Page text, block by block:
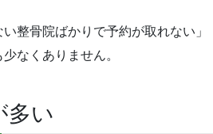
整骨院ばかりで予約が取れない
なくありません。
多い